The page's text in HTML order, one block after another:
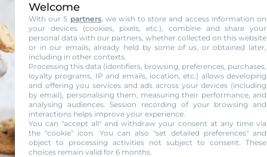
Welcome
With our 5 partners, we wish to store and access information on
your devices (cookies, pixels, etc.), combine and share your
personal data with our partners, whether collected on this website
or in our emails, already held by some of us, or obtained later,
including in other contexts.
Processing this data (identifiers, browsing, preferences, purchases,
loyalty programs, IP and emails, location, etc.) allows developing
and offering you services and ads across your devices (including
by email), personalising them, measuring their performance, and
analysing audiences. Session recording of your browsing and
interactions helps improve your experience.
You can "accept all" and withdraw your consent at any time via
the "cookie" icon. You can also "set detailed preferences" and
object to processing activities not subject to consent. These
choices remain valid for 6 months.